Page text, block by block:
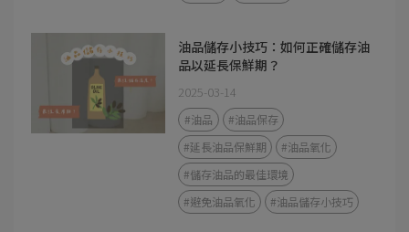
油品儲存小技巧：如何正確儲存油
品以延長保鮮期？
2025-03-14
#油品
#油品保存
#延長油品保鮮期
#油品氧化
#儲存油品的最佳環境
#避免油品氧化
#油品儲存小技巧